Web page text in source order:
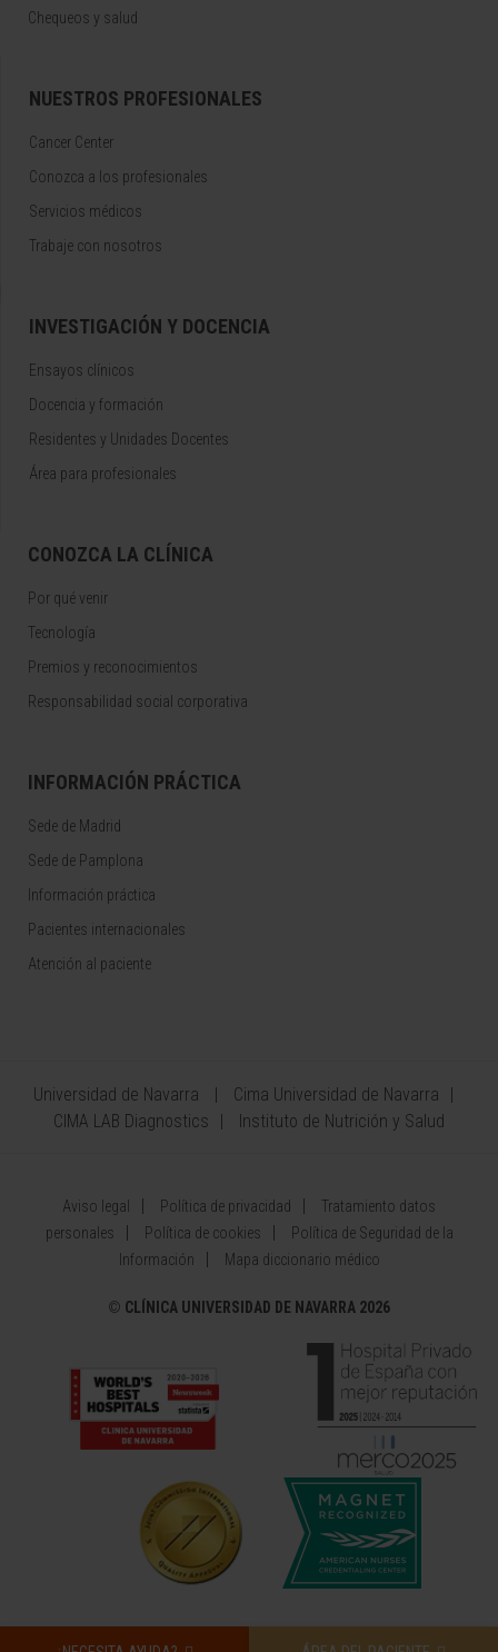
Chequeos y salud
NUESTROS PROFESIONALES
Cancer Center
Conozca a los profesionales
Servicios médicos
Trabaje con nosotros
INVESTIGACIÓN Y DOCENCIA
Ensayos clínicos
Docencia y formación
Residentes y Unidades Docentes
Área para profesionales
CONOZCA LA CLÍNICA
Por qué venir
Tecnología
Premios y reconocimientos
Responsabilidad social corporativa
INFORMACIÓN PRÁCTICA
Sede de Madrid
Sede de Pamplona
Información práctica
Pacientes internacionales
Atención al paciente
Universidad de Navarra
Cima Universidad de Navarra
CIMA LAB Diagnostics
Instituto de Nutrición y Salud
Aviso legal Política de privacidad
Tratamiento datos
personales
Política de cookies
Política de Seguridad de la
Información
Mapa diccionario médico
© CLÍNICA UNIVERSIDAD DE NAVARRA 2026